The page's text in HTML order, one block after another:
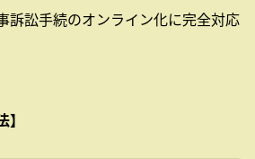
訟手続のオンライン化に完全対応